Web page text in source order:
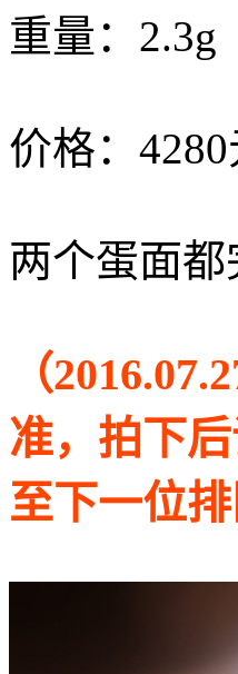
重量：2.3g
价格：
两个蛋面
（
准，拍下
至下一位排